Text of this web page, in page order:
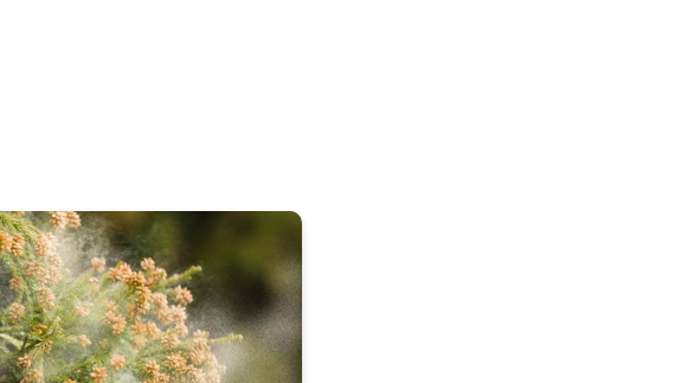
w powietrzu?. Alergia na pyłki. . .